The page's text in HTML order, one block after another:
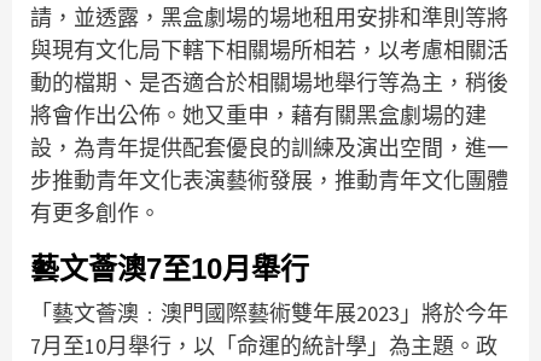
請，並透露，黑盒劇場的場地租用安排和準則等將
與現有文化局下轄下相關場所相若，以考慮相關活
動的檔期、是否適合於相關場地舉行等為主，稍後
將會作出公佈。她又重申，藉有關黑盒劇場的建
設，為青年提供配套優良的訓練及演出空間，進一
步推動青年文化表演藝術發展，推動青年文化團體
有更多創作。
藝文薈澳7至10月舉行
「藝文薈澳﹕澳門國際藝術雙年展2023」將於今年
7月至10月舉行，以「命運的統計學」為主題。政